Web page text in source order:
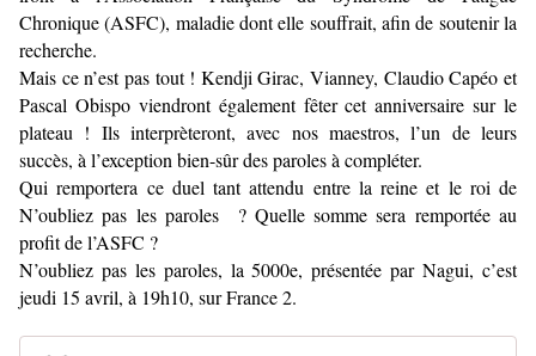
Chronique (ASFC), maladie dont elle souffrait, afin de soutenir la
recherche.
Mais ce n’est pas tout ! Kendji Girac, Vianney, Claudio Capéo et
Pascal Obispo viendront également fêter cet anniversaire sur le
plateau ! Ils interprèteront, avec nos maestros, l’un de leurs
succès, à l’exception bien-sûr des paroles à compléter.
Qui remportera ce duel tant attendu entre la reine et le roi de
N’oubliez pas les paroles ? Quelle somme sera remportée au
profit de l’ASFC ?
N’oubliez pas les paroles, la 5000e, présentée par Nagui, c’est
jeudi 15 avril, à 19h10, sur France 2.